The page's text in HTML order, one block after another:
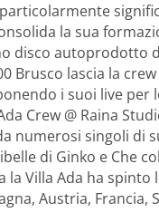
la sua
disco autoprodotto
Brusco lascia la
i suoi live per
Crew @ Raina
numerosi singoli di
di Ginko e Che
la Villa Ada ha
Austria, Francia,